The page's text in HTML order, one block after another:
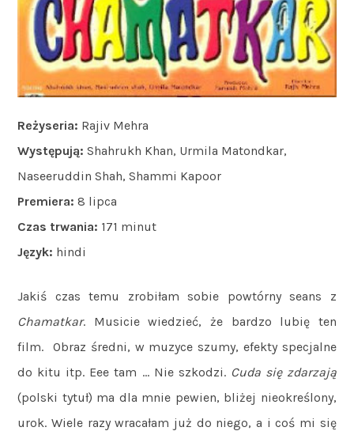
Reżyseria: Rajiv Mehra
Występują:Shahrukh Khan, Urmila Matondkar,
Naseeruddin Shah, Shammi Kapoor
Premiera: 8 lipca
Czas trwania: 171 minut
Język: hindi
Jakiś czas temu zrobiłam sobie powtórny seans z
Chamatkar. Musicie wiedzieć, że bardzo lubię ten
film. Obraz średni, w muzyce szumy, efekty specjalne
do kitu itp. Eee tam … Nie szkodzi. Cuda się zdarzają
(polski tytuł) ma dla mnie pewien, bliżej nieokreślony,
urok. Wiele razy wracałam już do niego, a i coś mi się